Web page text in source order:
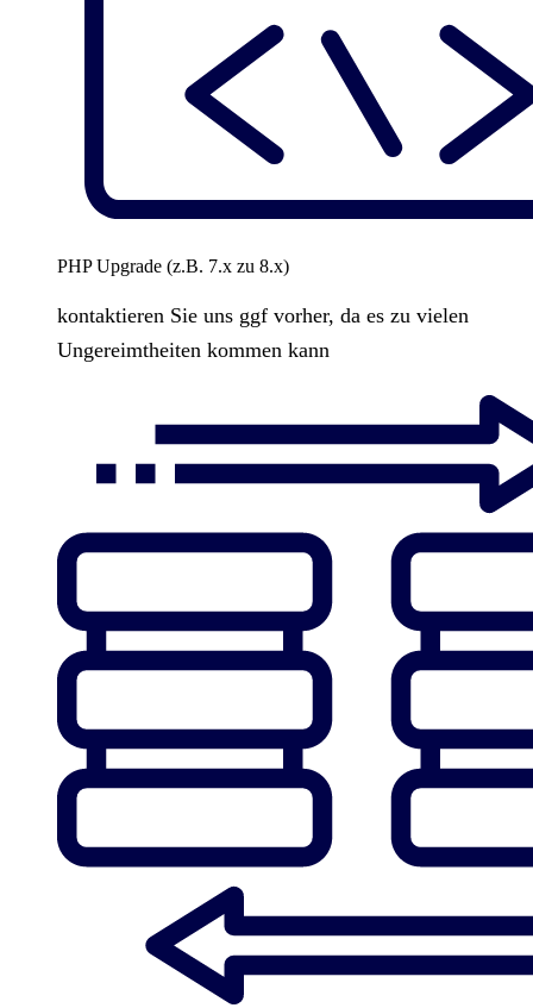
PHP Upgrade (z.B. 7.x zu 8.x)
kontaktieren Sie uns ggf vorher, da es zu vielen
Ungereimtheiten kommen kann